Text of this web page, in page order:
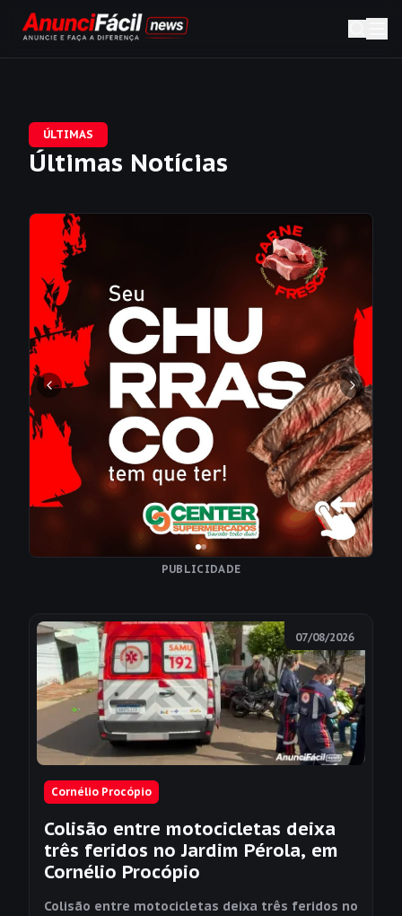
ÚLTIMAS
Últimas Notícias
PUBLICIDADE
07/08/2026
Cornélio Procópio
Colisão entre motocicletas deixa
três feridos no Jardim Pérola, em
Cornélio Procópio
Colisão entre motocicletas deixa três feridos no